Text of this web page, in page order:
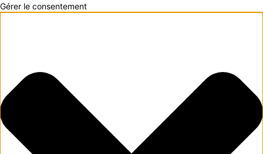
Gérer le consentement